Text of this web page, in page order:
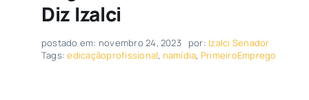
Diz Izalci
postado em: novembro 24, 2023 por: Izalci Senador
Tags:edicaçãoprofissional, namídia, PrimeiroEmprego